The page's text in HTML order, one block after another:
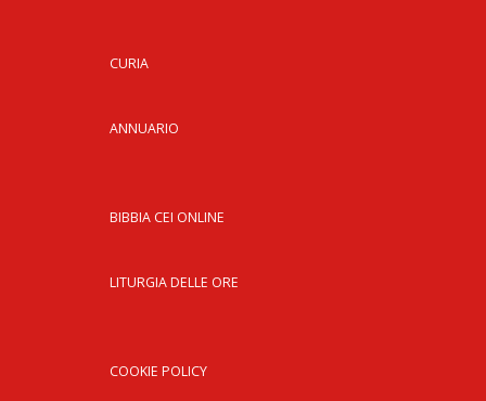
CURIA
ANNUARIO
BIBBIA CEI ONLINE
LITURGIA DELLE ORE
COOKIE POLICY